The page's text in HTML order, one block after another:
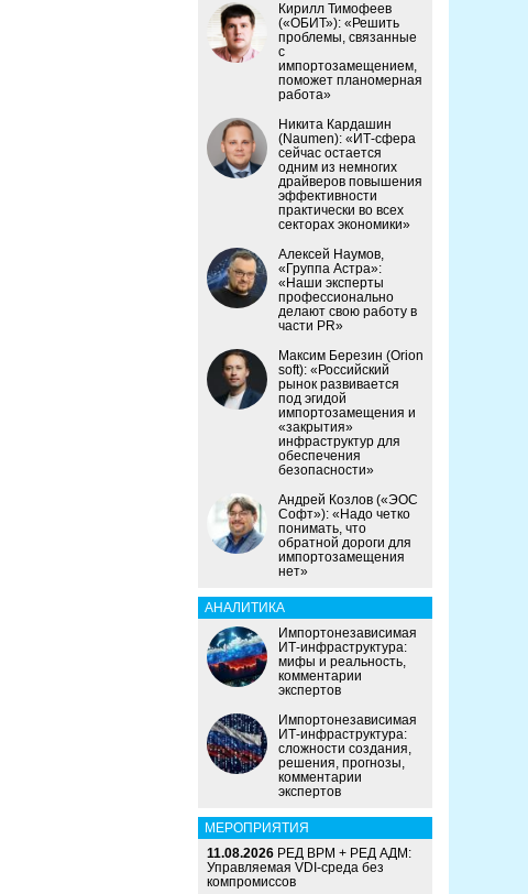
Кирилл Тимофеев
(«ОБИТ»): «Решить
проблемы, связанные
с
импортозамещением,
поможет планомерная
работа»
Никита Кардашин
(Naumen): «ИТ-сфера
сейчас остается
одним из немногих
драйверов повышения
эффективности
практически во всех
секторах экономики»
Алексей Наумов,
«Группа Астра»:
«Наши эксперты
профессионально
делают свою работу в
части PR»
Максим Березин (Orion
soft): «Российский
рынок развивается
под эгидой
импортозамещения и
«закрытия»
инфраструктур для
обеспечения
безопасности»
Андрей Козлов («ЭОС
Софт»): «Надо четко
понимать, что
обратной дороги для
импортозамещения
нет»
АНАЛИТИКА
Импортонезависимая
ИТ-инфраструктура:
мифы и реальность,
комментарии
экспертов
Импортонезависимая
ИТ-инфраструктура:
сложности создания,
решения, прогнозы,
комментарии
экспертов
МЕРОПРИЯТИЯ
11.08.2026 РЕД ВРМ + РЕД АДМ:
Управляемая VDI-среда без
компромиссов